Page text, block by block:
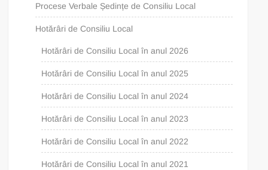
Procese Verbale Ședințe de Consiliu Local
Hotărâri de Consiliu Local
Hotărâri de Consiliu Local în anul 2026
Hotărâri de Consiliu Local în anul 2025
Hotărâri de Consiliu Local în anul 2024
Hotărâri de Consiliu Local în anul 2023
Hotărâri de Consiliu Local în anul 2022
Hotărâri de Consiliu Local în anul 2021